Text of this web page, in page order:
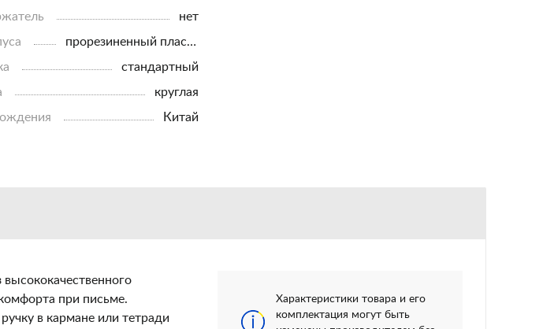
нет
прорезиненный пластик
стандартный
круглая
китай
высококачественного
при письме.
в кармане или тетради
Характеристики товара и его
комплектация могут быть